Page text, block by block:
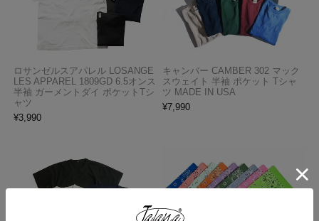
ロサンゼルスアパレル LOSANGE
LES APPAREL 1809GD 6.5オンス
半袖 ガーメントダイ ポケットTシ
ャツ
¥3,990
キャンバー CAMBER 302 マック
スウェイト 半袖 ポケット Tシャ
ツ MADE IN USA
¥7,990